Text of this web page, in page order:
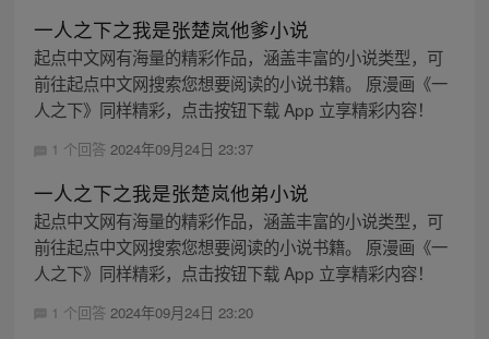
一人之下之我是张楚岚他爹小说
起点中文网有海量的精彩作品，涵盖丰富的小说类型，可
前往起点中文网搜索您想要阅读的小说书籍。 原漫画《一
人之下》同样精彩，点击按钮下载 App 立享精彩内容！
1 个回答 2024年09月24日 23:37
一人之下之我是张楚岚他弟小说
起点中文网有海量的精彩作品，涵盖丰富的小说类型，可
前往起点中文网搜索您想要阅读的小说书籍。 原漫画《一
人之下》同样精彩，点击按钮下载 App 立享精彩内容！
1 个回答 2024年09月24日 23:20